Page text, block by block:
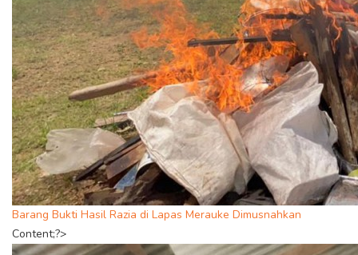
Barang Bukti Hasil Razia di Lapas Merauke Dimusnahkan
Content;?>